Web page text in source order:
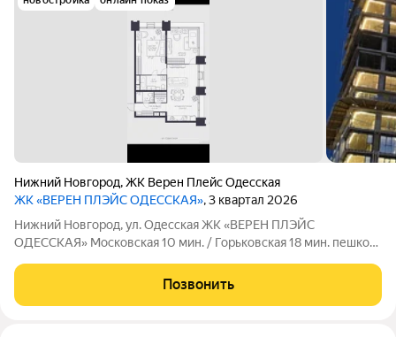
Нижний Новгород,ЖК Верен Плейс Одесская
ЖК «ВЕРЕН ПЛЭЙС ОДЕССКАЯ», 3 квартал 2026
Нижний Новгород, ул. Одесская ЖК «ВЕРЕН ПЛЭЙС
ОДЕССКАЯ» Московская 10 мин. / Горьковская 18 мин. пешком
ДВУШКА В ПРЕМИАЛЬНОМ
Позвонить